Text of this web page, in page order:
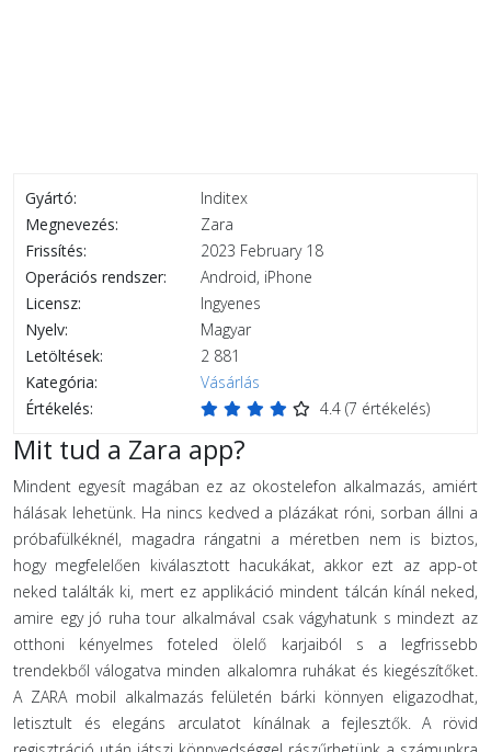
Gyártó:
Inditex
Megnevezés:
Zara
Frissítés:
2023 February 18
Operációs rendszer:
Android, iPhone
Licensz:
Ingyenes
Nyelv:
Magyar
Letöltések:
2 881
Kategória:
Vásárlás
Értékelés:
4.4 (7 értékelés)
Mit tud a Zara app?
Mindent egyesít magában ez az okostelefon alkalmazás, amiért
hálásak lehetünk. Ha nincs kedved a plázákat róni, sorban állni a
próbafülkéknél, magadra rángatni a méretben nem is biztos,
hogy megfelelően kiválasztott hacukákat, akkor ezt az app-ot
neked találták ki, mert ez applikáció mindent tálcán kínál neked,
amire egy jó ruha tour alkalmával csak vágyhatunk s mindezt az
otthoni kényelmes foteled ölelő karjaiból s a legfrissebb
trendekből válogatva minden alkalomra ruhákat és kiegészítőket.
A ZARA mobil alkalmazás felületén bárki könnyen eligazodhat,
letisztult és elegáns arculatot kínálnak a fejlesztők. A rövid